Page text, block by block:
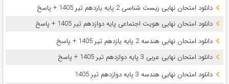
دانلود امتحان نهایی زیست شناسی 2 پایه یازدهم تیر 1405 + پاسخ
دانلود امتحان نهایی هویت اجتماعی پایه دوازدهم تیر 1405 + پاسخ
دانلود امتحان نهایی هندسه 2 پایه یازدهم تیر 1405 + پاسخ
دانلود امتحان نهایی عربی 3 پایه دوازدهم تیر 1405 + پاسخ
دانلود امتحان نهایی هندسه 3 پایه دوازدهم تیر 1405